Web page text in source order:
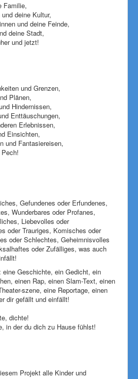
Familie,
deine Kultur,
und deine Feinde,
deine Stadt,
und jetzt!
und Grenzen,
Plänen,
Hindernissen,
Enttäuschungen,
Erlebnissen,
Einsichten,
und Fantasiereisen,
Gefundenes oder Erfundenes,
Wunderbares oder Profanes,
Liebevolles oder
oder Trauriges, Komisches oder
oder Schlechtes, Geheimnisvolles
oder Zufälliges, was auch
Geschichte, ein Gedicht, ein
einen Rap, einen Slam-Text, einen
szene, eine Reportage, einen
dir gefällt und einfällt!
dichte!
in der du dich zu Hause fühlst!
Projekt alle Kinder und